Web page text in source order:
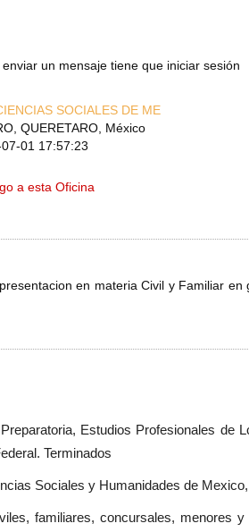
enviar un mensaje tiene que iniciar sesión
SOCIALES DE ME
QUERETARO, México
01 17:57:23
a esta Oficina
en materia Civil y Familiar
Estudios Profesionales de
Terminados
Sociales y Humanidades de
familiares, concursales, menores